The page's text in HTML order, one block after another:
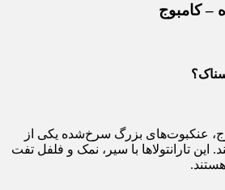
عنکبوت‌های بزرگ سرخ‌شده یکی از
این تارانتولاها با سیر، نمک و فلفل تفت